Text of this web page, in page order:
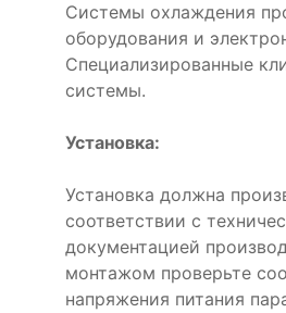
Системы охлаждения
оборудования и
Специализированные
системы.
Установка:
Установка должна
соответствии с
документацией
монтажом проверьте
напряжения питания